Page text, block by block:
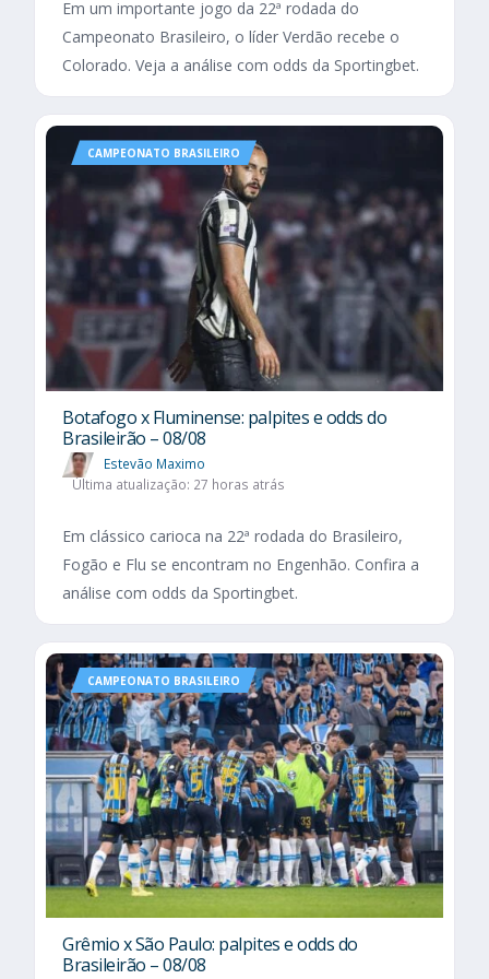
Em um importante jogo da 22ª rodada do
Campeonato Brasileiro, o líder Verdão recebe o
Colorado. Veja a análise com odds da Sportingbet.
CAMPEONATO BRASILEIRO
Botafogo x Fluminense: palpites e odds do
Brasileirão – 08/08
Estevão Maximo
Última atualização: 27 horas atrás
Em clássico carioca na 22ª rodada do Brasileiro,
Fogão e Flu se encontram no Engenhão. Confira a
análise com odds da Sportingbet.
CAMPEONATO BRASILEIRO
Grêmio x São Paulo: palpites e odds do
Brasileirão – 08/08